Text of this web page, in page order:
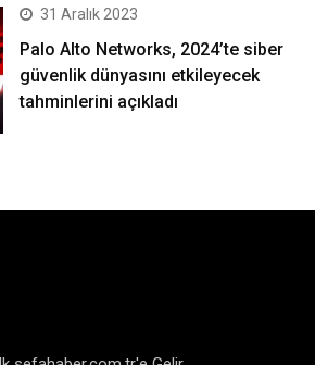
31 Aralık 2023
Palo Alto Networks, 2024’te siber
güvenlik dünyasını etkileyecek
tahminlerini açıkladı